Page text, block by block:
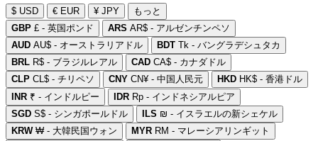
$ USD € EUR ¥ JPY
もっと
GBP £ - 英国ポンド ARS AR$ - アルゼンチンペソ
AUD AU$ - オーストラリアドル BDT Tk - バングラデシュタカ
BRL R$ - ブラジルレアル CAD CA$ - カナダドル
CLP CL$ - チリペソ CNY CN¥ - 中国人民元 HKD HK$ - 香港ドル
INR ₹ - インドルピー IDR Rp - インドネシアルピア
SGD S$ - シンガポールドル ILS ₪ - イスラエルの新シェケル
KRW₩ - 大韓民国ウォン MYR RM - マレーシアリンギット